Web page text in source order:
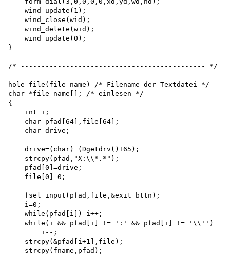
    wind_update(1);
    wind_close(wid);
    wind_delete(wid);
    wind_update(0);
}
/* --------------------------------------------- */
hole_file(file_name) /* Filename der Textdatei */
char *file_name[]; /* einlesen */
{
    int i;
    char pfad[64],file[64];
    char drive;
    drive=(char) (Dgetdrv()+65);
    strcpy(pfad,"X:\\*.*");
    pfad[0]=drive;
    file[0]=0;
    fsel_input(pfad,file,&exit_bttn);
    i=0;
    while(pfad[i]) i++;
    while(i && pfad[i] != ':' && pfad[i] != '\\'')
        i--;
    strcpy(&pfad[i+1],file);
    strcpy(fname,pfad);